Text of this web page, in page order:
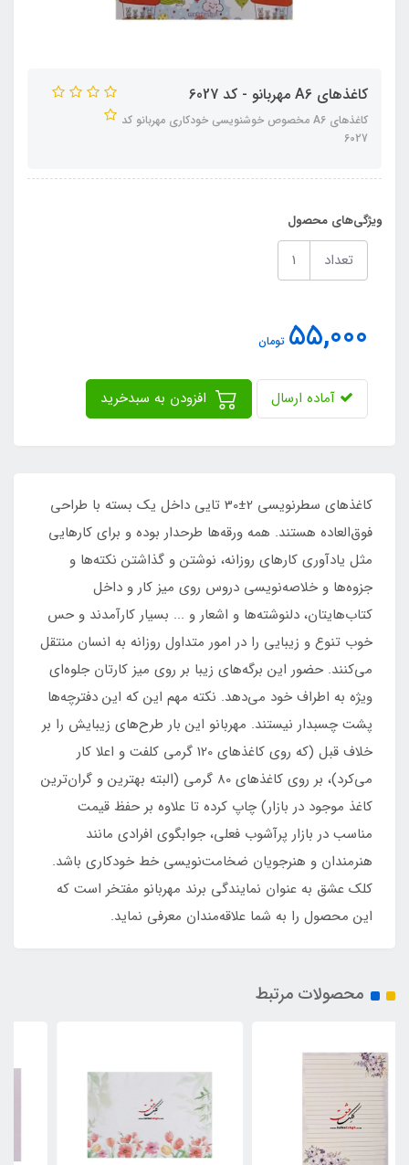
کاغذهای A6 مهربانو - کد 6027
کاغذهای A6 مخصوص خوشنویسی خودکاری مهربانو کد
6027
ویژگی‌های محصول
تعداد
55,000 تومان
آماده ارسال
کاغذهای سطرنویسی 2±30 تایی داخل یک بسته با طراحی
فوق‌العاده هستند. همه ورقه‌ها طرحدار بوده و برای کارهایی
مثل یادآوری کارهای روزانه، نوشتن و گذاشتن نکته‌ها و
جزوه‌ها و خلاصه‌نویسی دروس روی میز کار و داخل
کتاب‌هایتان، دلنوشته‌ها و اشعار و ... بسیار کارآمدند و حس
خوب تنوع و زیبایی را در امور متداول روزانه به انسان منتقل
می‌کنند. حضور این برگه‌های زیبا بر روی میز کارتان جلوه‌ای
ویژه به اطراف خود می‌دهد. نکته مهم این که این دفترچه‌ها
پشت چسبدار نیستند. مهربانو این بار طرح‌های زیبایش را بر
خلاف قبل (که روی کاغذهای 120 گرمی کلفت و اعلا کار
می‌کرد)، بر روی کاغذهای 80 گرمی (البته بهترین و گران‌ترین
کاغذ موجود در بازار) چاپ کرده تا علاوه بر حفظ قیمت
مناسب در بازار پرآشوب فعلی، جوابگوی افرادی مانند
هنرمندان و هنرجویان ضخامت‌نویسی خط خودکاری باشد.
کلک عشق به عنوان نمایندگی برند مهربانو مفتخر است که
این محصول را به شما علاقه‌مندان معرفی نماید.
محصولات مرتبط